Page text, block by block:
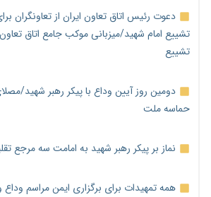
دعوت رئیس اتاق تعاون ایران از تعاونگران
تشییع امام شهید/میزبانی موکب جامع اتاق
تشییع
دومین روز آیین وداع با پیکر رهبر شهید/
حماسه ملت
نماز بر پیکر رهبر شهید به امامت سه مرجع
همه تمهیدات برای برگزاری ایمن مراسم